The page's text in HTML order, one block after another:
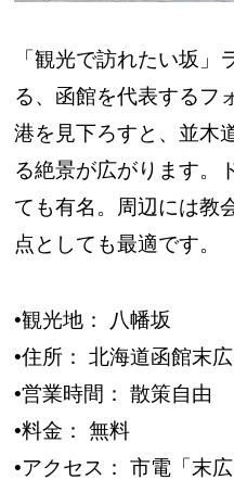
「観光で訪れたい坂」
る、函館を代表するフ
港を見下ろすと、並木
る絶景が広がります。
ても有名。周辺には教
点としても最適です。
•観光地： 八幡坂
•住所： 北海道函館末
•営業時間： 散策自由
•料金： 無料
•アクセス： 市電「末